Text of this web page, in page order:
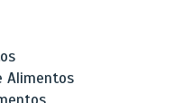
Alimentos